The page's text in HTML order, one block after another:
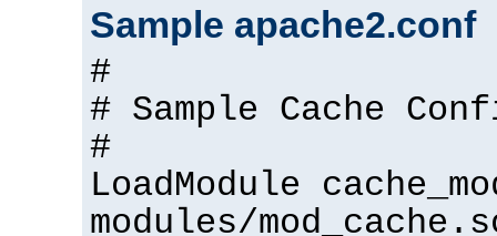
Sample apache2.conf
#
# Sample Cache
#
LoadModule
modules/